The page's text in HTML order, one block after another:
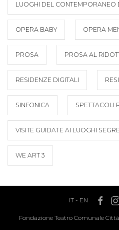
LUOGHI DEL CONTEMPORANEO
OPERA BABY OPERA
PROSA PROSA AL
RESIDENZE DIGITALI
SINFONICA SPETTACOLI
VISITE GUIDATE AI LUOGHI
WE ART 3
IT- EN
Fondazione Teatro Comunale